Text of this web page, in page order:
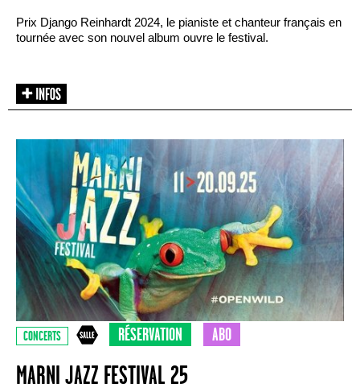
Prix Django Reinhardt 2024, le pianiste et chanteur français en
tournée avec son nouvel album ouvre le festival.
CONCERTS RÉSERVATION ABO
MARNI JAZZ FESTIVAL 25